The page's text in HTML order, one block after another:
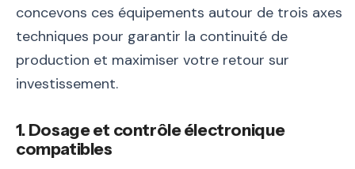
concevons ces équipements autour de trois axes
techniques pour garantir la continuité de
production et maximiser votre retour sur
investissement.
1. Dosage et contrôle électronique
compatibles